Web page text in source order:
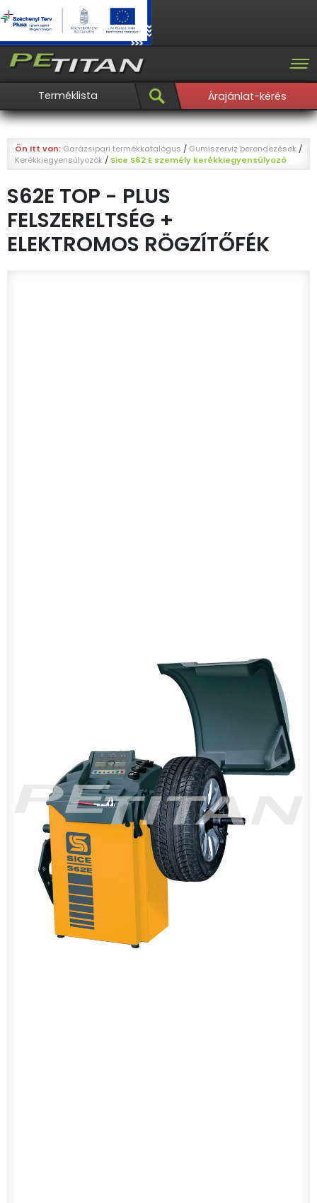
Terméklista Árajánlat-kérés
Ön itt van: Garázsipari termékkatalógus / Gumiszerviz berendezések /
Kerékkiegyensúlyozók / Sice S62 E személy kerékkiegyensúlyozó
S62E TOP - PLUS
FELSZERELTSÉG +
ELEKTROMOS RÖGZÍTŐFÉK